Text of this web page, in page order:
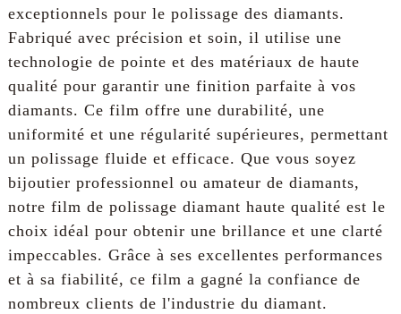
exceptionnels pour le polissage des diamants.
Fabriqué avec précision et soin, il utilise une
technologie de pointe et des matériaux de haute
qualité pour garantir une finition parfaite à vos
diamants. Ce film offre une durabilité, une
uniformité et une régularité supérieures, permettant
un polissage fluide et efficace. Que vous soyez
bijoutier professionnel ou amateur de diamants,
notre film de polissage diamant haute qualité est le
choix idéal pour obtenir une brillance et une clarté
impeccables. Grâce à ses excellentes performances
et à sa fiabilité, ce film a gagné la confiance de
nombreux clients de l'industrie du diamant.